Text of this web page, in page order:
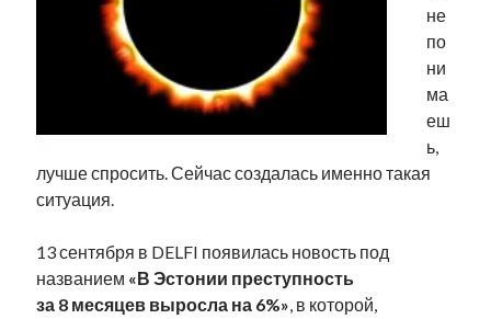
radio narva takinada
ансиппиада
в поисках здравого смысла выборы
интервью история кабинетные истории
катри райк кая каллас книга маська нарва
не
по
ни
ма
еш
ь,
лучше спросить. Сейчас создалась именно такая
ситуация.
13 сентября в DELFI появилась новость под
названием «В Эстонии преступность
за 8 месяцев выросла на 6%», в которой,